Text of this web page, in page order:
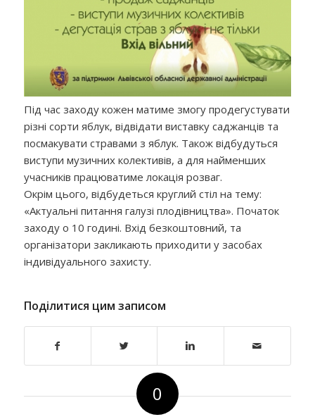
Під час заходу кожен матиме змогу продегустувати
різні сорти яблук, відвідати виставку саджанців та
посмакувати стравами з яблук. Також відбудуться
виступи музичних колективів, а для найменших
учасників працюватиме локація розваг.
Окрім цього, відбудеться круглий стіл на тему:
«Актуальні питання галузі плодівництва». Початок
заходу о 10 годині. Вхід безкоштовний, та
організатори закликають приходити у засобах
індивідуального захисту.
Поділитися цим записом
0